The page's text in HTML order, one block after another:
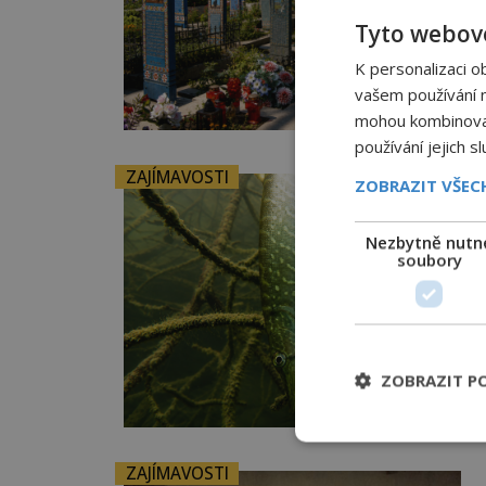
ZAJÍMAVOSTI
ZAJÍMAVOSTI
Tyto
K personalizaci
vašem používání
mohou
používání jejich
ZOBRAZIT
Nezbytně
soubory
ZOBRAZIT